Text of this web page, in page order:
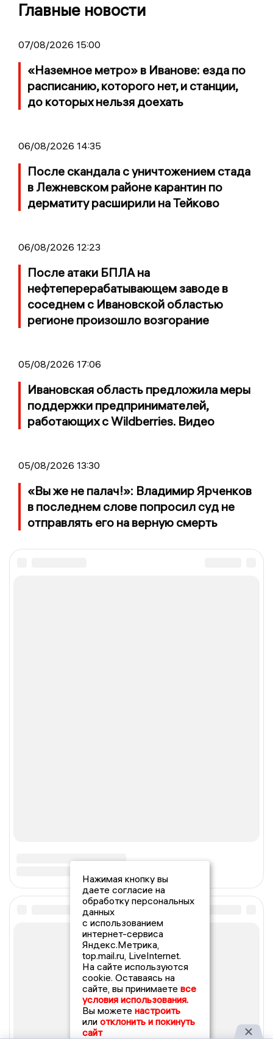
Главные новости
07/08/2026 15:00
«Наземное метро» в Иванове: езда по
расписанию, которого нет, и станции,
до которых нельзя доехать
06/08/2026 14:35
После скандала с уничтожением стада
в Лежневском районе карантин по
дерматиту расширили на Тейково
06/08/2026 12:23
После атаки БПЛА на
нефтеперерабатывающем заводе в
соседнем с Ивановской областью
регионе произошло возгорание
05/08/2026 17:06
Ивановская область предложила меры
поддержки предпринимателей,
работающих с Wildberries. Видео
05/08/2026 13:30
«Вы же не палач!»: Владимир Ярченков
в последнем слове попросил суд не
отправлять его на верную смерть
Нажимая кнопку вы
даете согласие на
обработку персональных
данных
с использованием
интернет-сервиса
Яндекс.Метрика,
top.mail.ru, LiveInternet.
На сайте используются
cookie. Оставаясь на
сайте, вы принимаете все
условия использования.
Вы можете настроить
или отклонить и покинуть
сайт